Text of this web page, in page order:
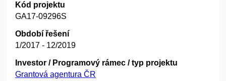
Kód projektu
GA17-09296S
Období řešení
1/2017 - 12/2019
Investor / Programový rámec / typ projektu
Grantová agentura ČR